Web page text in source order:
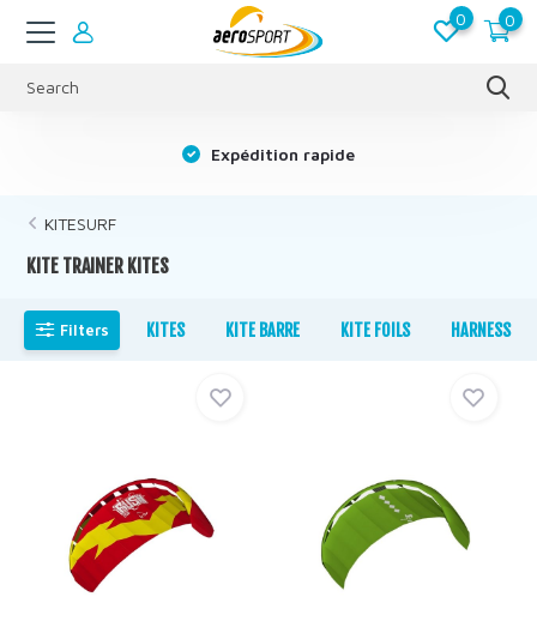
0 0
Expédition rapide
KITESURF
KITE TRAINER KITES
Filters KITES KITE BARRE KITE FOILS HARNESS